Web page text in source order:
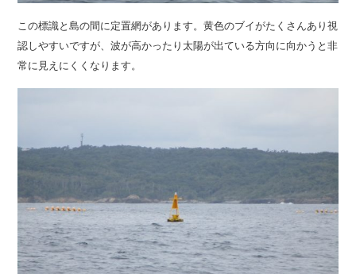
この標識と島の間に定置網があります。黄色のブイがたくさんあり視
認しやすいですが、波が高かったり太陽が出ている方向に向かうと非
常に見えにくくなります。